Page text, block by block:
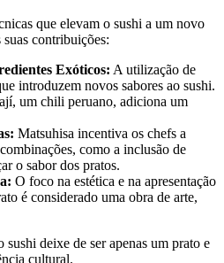
que elevam o sushi a um novo
contribuições:
Exóticos: A utilização de
introduzem novos sabores ao sushi.
um chili peruano, adiciona um
Matsuhisa incentiva os chefs a
como a inclusão de
o sabor dos pratos.
O foco na estética e na apresentação
é considerado uma obra de arte,
sushi deixe de ser apenas um prato e
cultural.